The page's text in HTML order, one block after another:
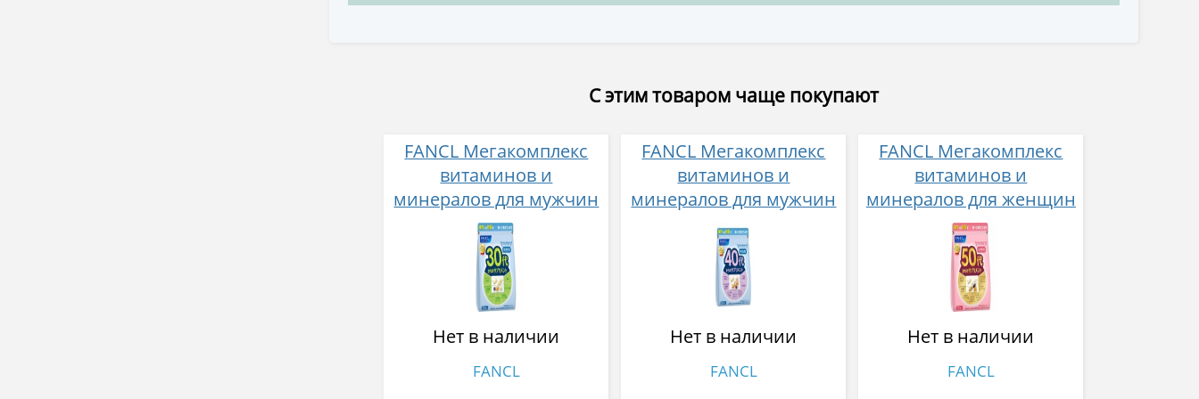
С этим товаром чаще покупают
FANCL Мегакомплекс
витаминов и
минералов для мужчин
старше 30 лет 30
пакетиков
Нет в наличии
FANCL
FANCL Мегакомплекс
витаминов и
минералов для мужчин
c 40 лет 30 пакетиков
Нет в наличии
FANCL
FANCL Мегакомплекс
витаминов и
минералов для женщин
с 50 лет 30 пакетиков
Нет в наличии
FANCL